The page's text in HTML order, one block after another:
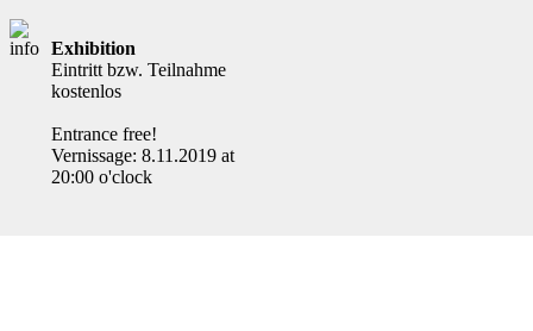
Exhibition
Eintritt bzw. Teilnahme
kostenlos
Entrance free!
Vernissage: 8.11.2019 at
20:00 o'clock